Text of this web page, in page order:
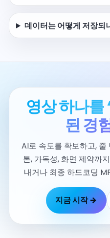
데이터는 어떻게 저장되
영상 하나
된 경
AI로 속도를 확보하고,
톤, 가독성, 화면 제약까
내거나 최종 하드코딩
지금 시작 →